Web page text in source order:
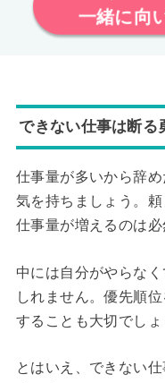
一緒に向
できない仕事は断る
仕事量が多いから辞
気を持ちましょう。
仕事量が増えるのは必
中には自分がやらな
しれません。優先順
することも大切でしょ
とはいえ、できない